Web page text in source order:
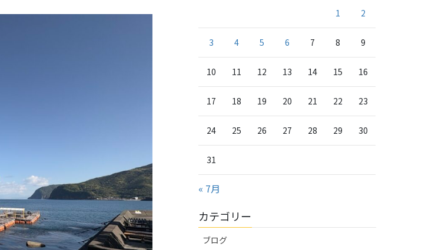
1 2
3 4 5 6 7 8 9
10 11 12 13 14 15 16
17 18 19 20 21 22 23
24 25 26 27 28 29 30
31
« 7月
カテゴリー
ブログ